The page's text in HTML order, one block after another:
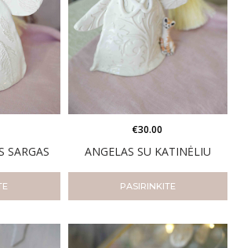
SARGAS ANGELAS SU KATINĖLIU
€30.00
PASIRINKITE